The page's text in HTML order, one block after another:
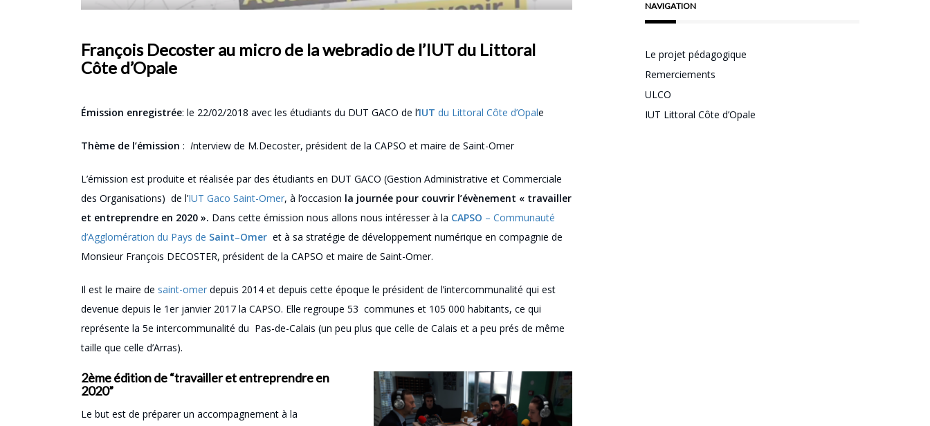
François Decoster au micro de la webradio de l’IUT du Littoral
Côte d’Opale
Émission enregistrée: le 22/02/2018 avec les étudiants du DUT GACO de l’IUT du Littoral Côte d’Opale
Thème de l’émission : Interview de M.Decoster, président de la CAPSO et maire de Saint-Omer
L’émission est produite et réalisée par des étudiants en DUT GACO (Gestion Administrative et Commerciale
des Organisations) de l’IUT Gaco Saint-Omer, à l’occasion la journée pour couvrir l’évènement « travailler
et entreprendre en 2020 ». Dans cette émission nous allons nous intéresser à la CAPSO – Communauté
d’Agglomération du Pays de Saint–Omer et à sa stratégie de développement numérique en compagnie de
Monsieur François DECOSTER, président de la CAPSO et maire de Saint-Omer.
Il est le maire de saint-omer depuis 2014 et depuis cette époque le président de l’intercommunalité qui est
devenue depuis le 1er janvier 2017 la CAPSO. Elle regroupe 53 communes et 105 000 habitants, ce qui
représente la 5e intercommunalité du Pas-de-Calais (un peu plus que celle de Calais et a peu prés de même
taille que celle d’Arras).
2ème édition de “travailler et entreprendre en
2020”
Le but est de préparer un accompagnement à la
NAVIGATION
Le projet pédagogique
Remerciements
ULCO
IUT Littoral Côte d’Opale